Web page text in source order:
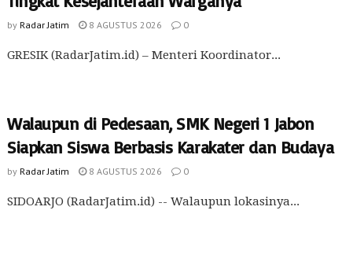
by Radar Jatim 8 AGUSTUS 2026 0
GRESIK (RadarJatim.id) – Menteri Koordinator...
Walaupun di Pedesaan, SMK Negeri 1 Jabon
Siapkan Siswa Berbasis Karakater dan Budaya
by Radar Jatim 8 AGUSTUS 2026 0
SIDOARJO (RadarJatim.id) -- Walaupun lokasinya...